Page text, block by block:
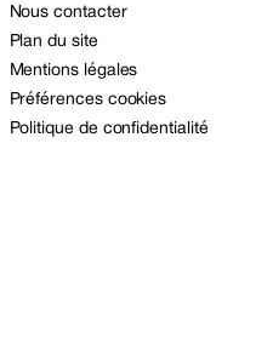
Nous contacter
Plan du site
Mentions légales
Préférences cookies
Politique de confidentialité